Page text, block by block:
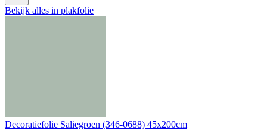
Bekijk alles in plakfolie
Decoratiefolie Saliegroen (346-0688) 45x200cm